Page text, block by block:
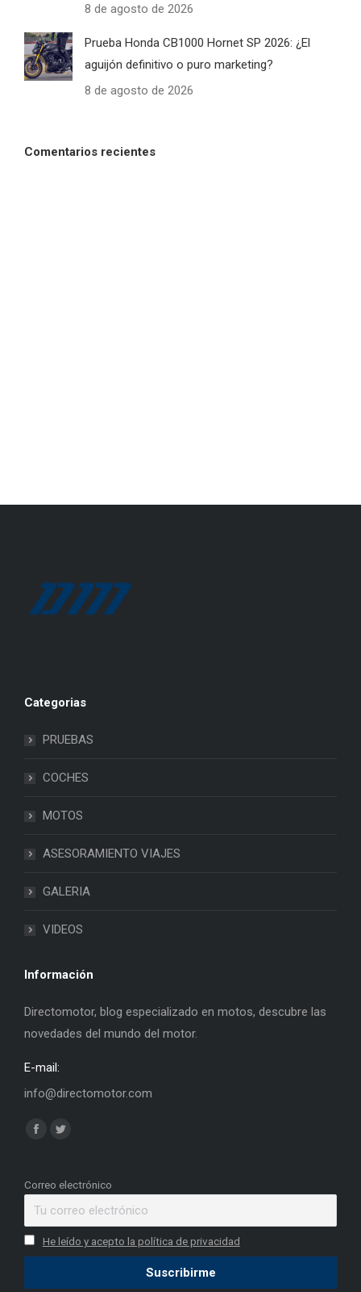
8 de agosto de 2026
Prueba Honda CB1000 Hornet SP 2026: ¿El
aguijón definitivo o puro marketing?
8 de agosto de 2026
Comentarios recientes
Categorias
PRUEBAS
COCHES
MOTOS
ASESORAMIENTO VIAJES
GALERIA
VIDEOS
Información
Directomotor, blog especializado en motos, descubre las
novedades del mundo del motor.
E-mail:
info@directomotor.com
Find us on:
Facebook
opens
window
Twitter
opens
window
Correo electrónico
He leído y acepto la política de privacidad